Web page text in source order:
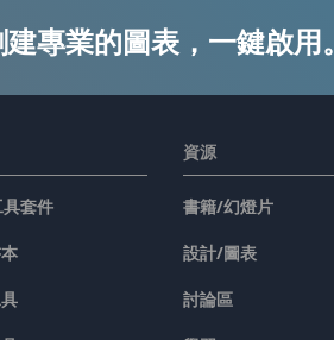
專業的圖表，一鍵啟用。
具套件
資源
書籍/幻燈片
設計/圖表
討論區